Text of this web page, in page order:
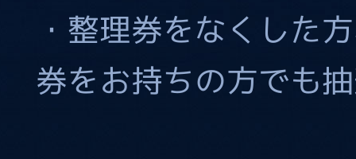
・整理券をなくした
券をお持ちの方でも